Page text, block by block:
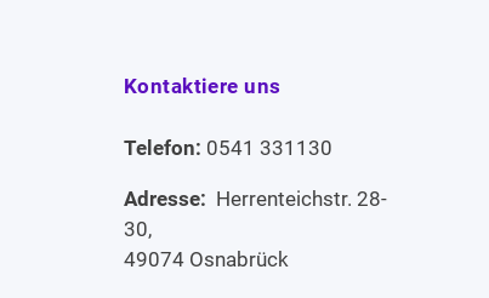
Kontaktiere uns
Telefon: 0541 331130
Adresse: Herrenteichstr. 28-
30,
49074 Osnabrück